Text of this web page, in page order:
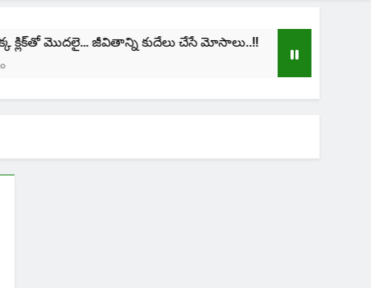
మొదలై… జీవితాన్ని కుదేలు చేసే మోసాలు..!!